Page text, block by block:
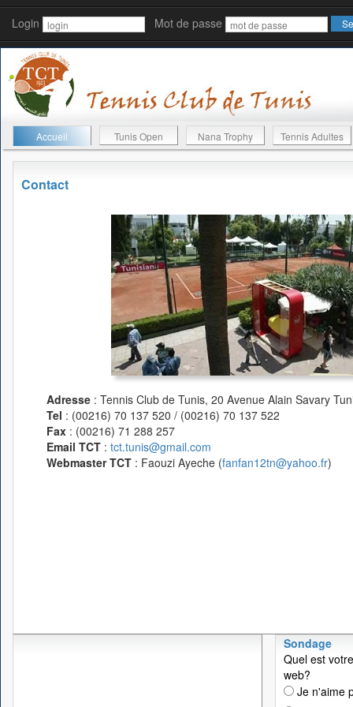
Login Mot de passe
Accueil Tunis Open Nana Trophy Tennis Adultes
Contact
Adresse : Tennis Club de Tunis, 20 Avenue Alain Savary
Tel : (00216) 70 137 520 / (00216) 70 137 522
Fax : (00216) 71 288 257
Email TCT : tct.tunis@gmail.com
Webmaster TCT : Faouzi Ayeche (fanfan12tn@yahoo.fr)
Sondage
Quel est
web?
Je n'aime